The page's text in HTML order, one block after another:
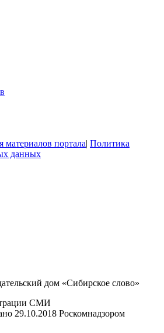
материалов портала| Политика
данных
дом «Сибирское слово»
СМИ
29.10.2018 Роскомнадзором